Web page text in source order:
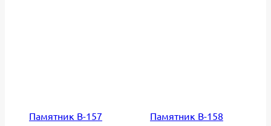
Памятник В-157 Памятник В-158